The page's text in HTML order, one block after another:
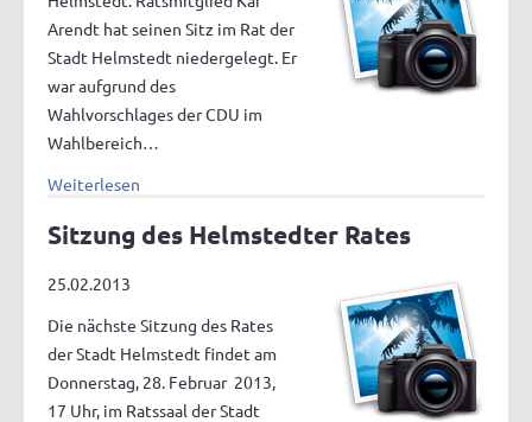
Arendt hat seinen Sitz im Rat der
Stadt Helmstedt niedergelegt. Er
war aufgrund des
Wahlvorschlages der CDU im
Wahlbereich…
Weiterlesen
Sitzung des Helmstedter Rates
25.02.2013
Die nächste Sitzung des Rates
der Stadt Helmstedt findet am
Donnerstag, 28. Februar 2013,
17 Uhr, im Ratssaal der Stadt